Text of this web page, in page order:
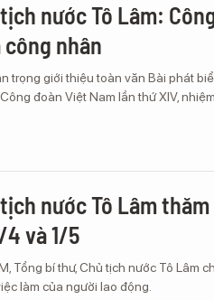
nước Tô Lâm:
nhân
trọng giới thiệu toàn văn Bài phát
đoàn Việt Nam lần thứ XIV,
nước Tô Lâm
4 và 1/5
Tổng bí thư, Chủ tịch nước Tô Lâm
làm của người lao động.